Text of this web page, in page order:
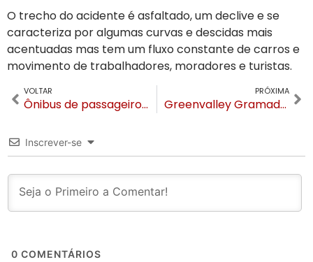
O trecho do acidente é asfaltado, um declive e se
caracteriza por algumas curvas e descidas mais
acentuadas mas tem um fluxo constante de carros e
movimento de trabalhadores, moradores e turistas.
VOLTAR
Ônibus de passageiros colide com caminhão em Canela
PRÓXIMA
Greenvalley Gramado terá 12 horas e atrações como Claptone, Lee Foss e Chemical Surf
Inscrever-se
0 COMENTÁRIOS